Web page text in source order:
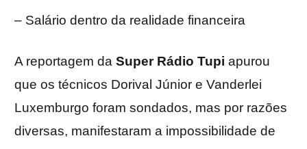
– Salário dentro da realidade financeira
A reportagem da Super Rádio Tupi apurou
que os técnicos Dorival Júnior e Vanderlei
Luxemburgo foram sondados, mas por razões
diversas, manifestaram a impossibilidade de